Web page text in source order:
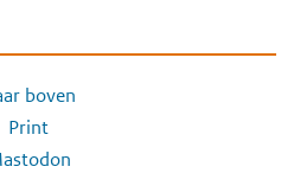
boven
Print